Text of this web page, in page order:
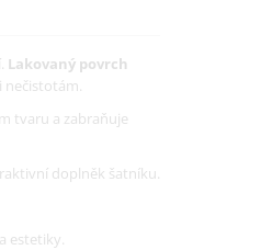
Lakovaný povrch
nečistotám.
tvaru a zabraňuje
doplněk šatníku.
estetiky.